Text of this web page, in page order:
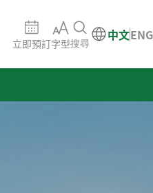
立即預訂字型搜尋
中文ENG